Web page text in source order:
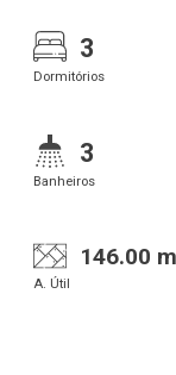
3
Dormitórios
3
Banheiros
146.00
A. Útil